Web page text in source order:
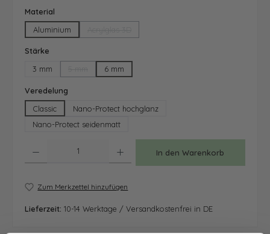
Material
Aluminium
Stärke
3 mm
(Diese Option ist zurzeit nicht verfügbar.)
6 mm
Veredelung
Classic
Nano-Protect hochglanz
Nano-Protect seidenmatt
In den Warenkorb
Zum Merkzettel hinzufügen
Lieferzeit: 10-14 Werktage / Versandkostenfrei in DE